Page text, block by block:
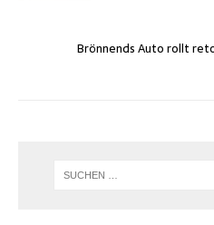
Brönnends Auto rollt